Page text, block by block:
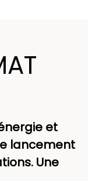
et
lancement
Une